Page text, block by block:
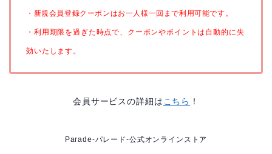
・新規会員登録クーポンはお一人様一回まで利用可能です。
・利用期限を過ぎた時点で、クーポンやポイントは自動的に失
効いたします。
会員サービスの詳細は こちら ！
Parade-パレード-公式オンラインストア